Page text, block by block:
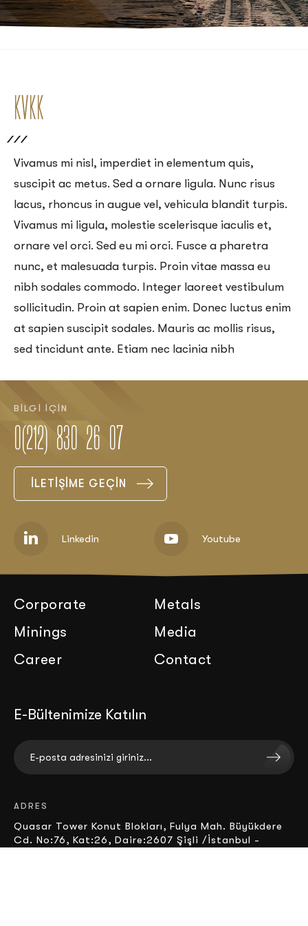
KVKK
Vivamus mi nisl, imperdiet in elementum quis,
suscipit ac metus. Sed a ornare ligula. Nunc risus
lacus, rhoncus in augue vel, vehicula blandit turpis.
Vivamus mi ligula, molestie scelerisque iaculis et,
ornare vel orci. Sed eu mi orci. Fusce a pharetra
nunc, et malesuada turpis. Proin vitae massa eu
nibh sodales commodo. Integer laoreet vestibulum
sollicitudin. Proin at sapien enim. Donec luctus enim
at sapien suscipit sodales. Mauris ac mollis risus,
sed tincidunt ante. Etiam nec lacinia nibh
BİLGİ İÇİN
0(212) 830 26 07
İLETİŞİME GEÇİN
Linkedin Youtube
Corporate
Metals
Minings
Media
Career
Contact
E-Bültenimize Katılın
ADRES
Quasar Tower Konut Blokları, Fulya Mah. Büyükdere
Cd. No:76, Kat:26, Daire:2607 Şişli /İstanbul -